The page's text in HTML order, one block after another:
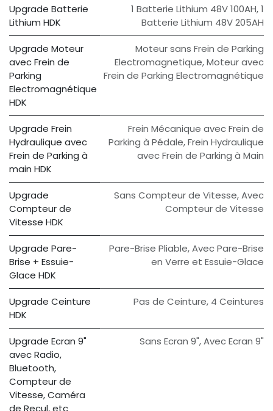
Upgrade Batterie
Lithium HDK
1 Batterie Lithium 48V 100AH,1
Batterie Lithium 48V 205AH
Upgrade Moteur
avec Frein de
Parking
Electromagnétique
HDK
Moteur sans Frein de Parking
Electromagnetique,Moteur avec
Frein de Parking Electromagnétique
Upgrade Frein
Hydraulique avec
Frein de Parking à
main HDK
Frein Mécanique avec Frein de
Parking à Pédale,Frein Hydraulique
avec Frein de Parking à Main
Upgrade
Compteur de
Vitesse HDK
Sans Compteur de Vitesse,Avec
Compteur de Vitesse
Upgrade Pare-
Brise + Essuie-
Glace HDK
Pare-Brise Pliable,Avec Pare-Brise
en Verre et Essuie-Glace
Upgrade Ceinture
HDK
Pas de Ceinture, 4 Ceintures
Upgrade Ecran 9"
avec Radio,
Bluetooth,
Compteur de
Vitesse, Caméra
de Recul, etc
Sans Ecran 9",Avec Ecran 9"